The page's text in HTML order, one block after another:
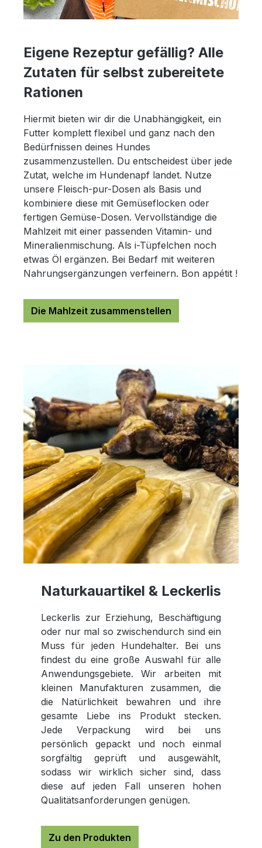
Eigene Rezeptur gefällig? Alle
Zutaten für selbst zubereitete
Rationen
Hiermit bieten wir dir die Unabhängigkeit, ein
Futter komplett flexibel und ganz nach den
Bedürfnissen deines Hundes
zusammenzustellen. Du entscheidest über jede
Zutat, welche im Hundenapf landet. Nutze
unsere Fleisch-pur-Dosen als Basis und
kombiniere diese mit Gemüseflocken oder
fertigen Gemüse-Dosen. Vervollständige die
Mahlzeit mit einer passenden Vitamin- und
Mineralienmischung. Als i-Tüpfelchen noch
etwas Öl ergänzen. Bei Bedarf mit weiteren
Nahrungsergänzungen verfeinern. Bon appétit !
Die Mahlzeit zusammenstellen
Naturkauartikel & Leckerlis
Leckerlis zur Erziehung, Beschäftigung
oder nur mal so zwischendurch sind ein
Muss für jeden Hundehalter. Bei uns
findest du eine große Auswahl für alle
Anwendungsgebiete. Wir arbeiten mit
kleinen Manufakturen zusammen, die
die Natürlichkeit bewahren und ihre
gesamte Liebe ins Produkt stecken.
Jede Verpackung wird bei uns
persönlich gepackt und noch einmal
sorgfältig geprüft und ausgewählt,
sodass wir wirklich sicher sind, dass
diese auf jeden Fall unseren hohen
Qualitätsanforderungen genügen.
Zu den Produkten